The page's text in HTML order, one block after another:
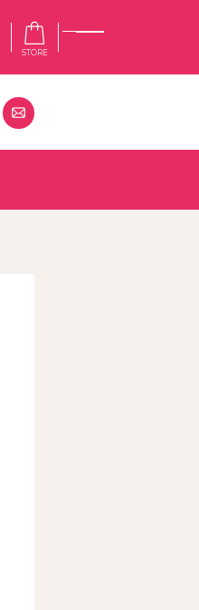
STORE